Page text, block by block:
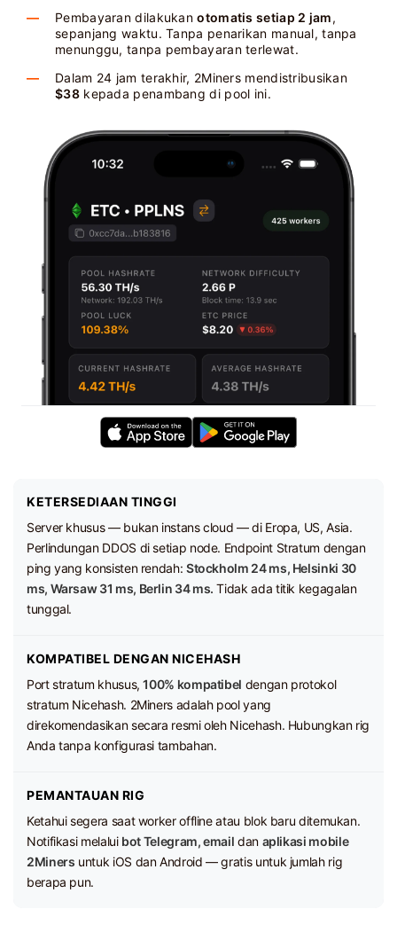
Pembayaran dilakukanotomatis setiap 2 jam,
sepanjang waktu. Tanpa penarikan manual, tanpa
menunggu, tanpa pembayaran terlewat.
Dalam 24 jam terakhir, 2Miners mendistribusikan
$38kepada penambang di pool ini.
KETERSEDIAAN TINGGI
Server khusus — bukan instans cloud — di Eropa, US, Asia.
Perlindungan DDOS di setiap node. Endpoint Stratum dengan
ping yang konsisten rendah: Stockholm 24 ms, Helsinki 30
ms, Warsaw 31 ms, Berlin 34 ms. Tidak ada titik kegagalan
tunggal.
KOMPATIBEL DENGAN NICEHASH
Port stratum khusus,100% kompatibel dengan protokol
stratum Nicehash. 2Miners adalah pool yang
direkomendasikan secara resmi oleh Nicehash. Hubungkan rig
Anda tanpa konfigurasi tambahan.
PEMANTAUAN RIG
Ketahui segera saat worker offline atau blok baru ditemukan.
Notifikasi melalui bot Telegram, email dan aplikasi mobile
2Miners untuk iOS dan Android — gratis untuk jumlah rig
berapa pun.